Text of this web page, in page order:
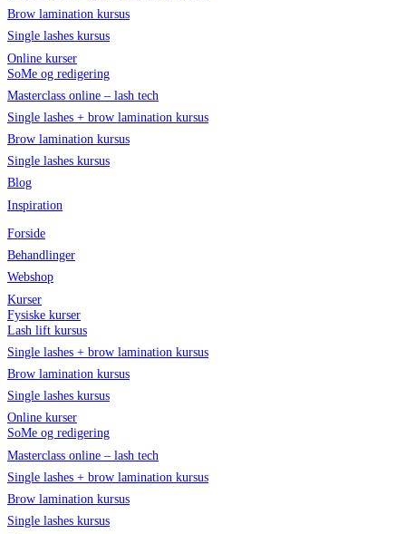
Brow lamination kursus
Single lashes kursus
Online kurser
SoMe og redigering
Masterclass online – lash tech
Single lashes + brow lamination kursus
Brow lamination kursus
Single lashes kursus
Blog
Inspiration
Forside
Behandlinger
Webshop
Kurser
Fysiske kurser
Lash lift kursus
Single lashes + brow lamination kursus
Brow lamination kursus
Single lashes kursus
Online kurser
SoMe og redigering
Masterclass online – lash tech
Single lashes + brow lamination kursus
Brow lamination kursus
Single lashes kursus